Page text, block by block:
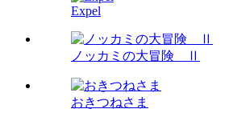
Expel
ノッカミの大冒険 Ⅱ
おきつねさま